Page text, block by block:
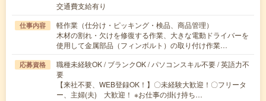
交通費支給有り
仕事内容
軽作業（仕分け・ピッキング・検品、商品管理）
木材の割れ・欠けを修復する作業、大きな電動ドライバーを
使用して金属部品（フィンボルト）の取り付け作業…
応募資格
職種未経験OK / ブランクOK / パソコンスキル不要 / 英語力不
要
【来社不要、WEB登録OK！】〇未経験大歓迎！〇フリータ
ー、主婦(夫) 大歓迎！ ※お仕事の掛け持ち…